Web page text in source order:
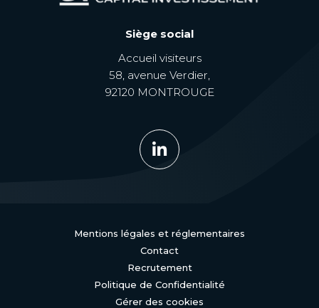
Siège social
Accueil visiteurs
58, avenue Verdier,
92120 MONTROUGE
Mentions légales et réglementaires
Contact
Recrutement
Politique de Confidentialité
Gérer des cookies